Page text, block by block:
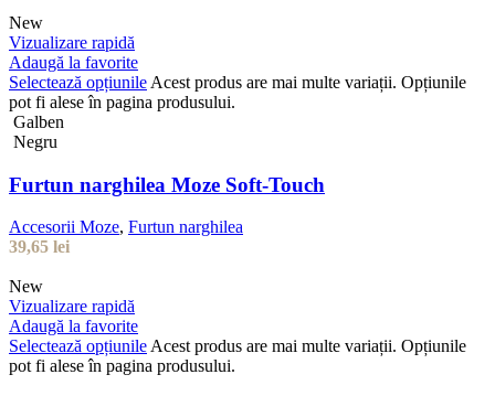
New
Vizualizare rapidă
Adaugă la favorite
Selectează opțiunile Acest produs are mai multe variații. Opțiunile
pot fi alese în pagina produsului.
Galben
Negru
Furtun narghilea Moze Soft-Touch
Accesorii Moze, Furtun narghilea
39,65 lei
New
Vizualizare rapidă
Adaugă la favorite
Selectează opțiunileAcest produs are mai multe variații. Opțiunile
pot fi alese în pagina produsului.